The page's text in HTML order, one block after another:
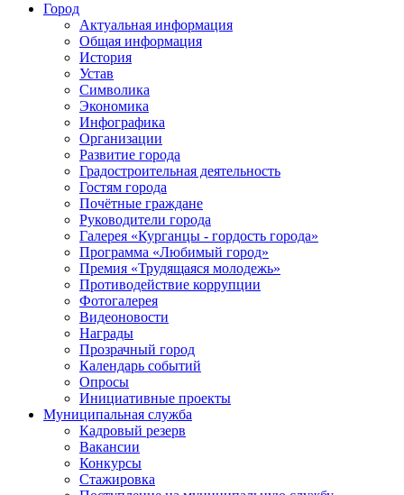
Город
Актуальная информация
Общая информация
История
Устав
Символика
Экономика
Инфографика
Организации
Развитие города
Градостроительная деятельность
Гостям города
Почётные граждане
Руководители города
Галерея «Курганцы - гордость города»
Программа «Любимый город»
Премия «Трудящаяся молодежь»
Противодействие коррупции
Фотогалерея
Видеоновости
Награды
Прозрачный город
Календарь событий
Опросы
Инициативные проекты
Муниципальная служба
Кадровый резерв
Вакансии
Конкурсы
Стажировка